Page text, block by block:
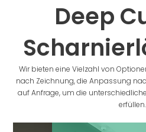
Deep
Wir bieten eine Vielzahl von
nach Zeichnung, die Anpassung
auf Anfrage, um die
erfüllen.